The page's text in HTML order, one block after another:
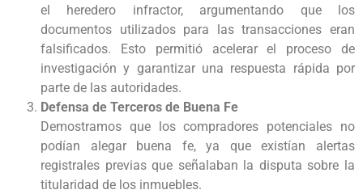
el heredero infractor, argumentando que los
documentos utilizados para las transacciones eran
falsificados. Esto permitió acelerar el proceso de
investigación y garantizar una respuesta rápida por
parte de las autoridades.
Defensa de Terceros de Buena Fe
Demostramos que los compradores potenciales no
podían alegar buena fe, ya que existían alertas
registrales previas que señalaban la disputa sobre la
titularidad de los inmuebles.